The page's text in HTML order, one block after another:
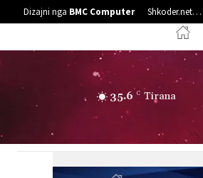
Dizajni nga BMC Computer Shkoder.net…
35.6 C Tirana